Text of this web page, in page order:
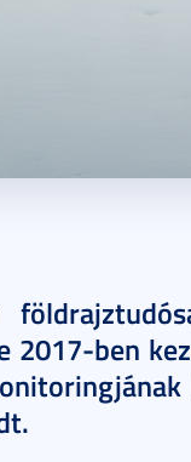
2017-ben